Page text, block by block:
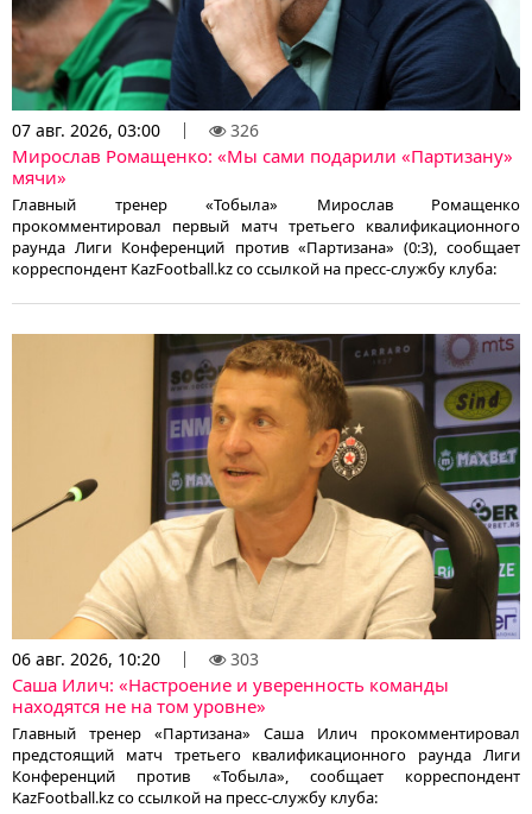
07 авг. 2026, 03:00 326
Мирослав Ромащенко: «Мы сами подарили «Партизану»
мячи»
Главный тренер «Тобыла» Мирослав Ромащенко
прокомментировал первый матч третьего квалификационного
раунда Лиги Конференций против «Партизана» (0:3), сообщает
корреспондент KazFootball.kz со ссылкой на пресс-службу клуба:
06 авг. 2026, 10:20 303
Саша Илич: «Настроение и уверенность команды
находятся не на том уровне»
Главный тренер «Партизана» Саша Илич прокомментировал
предстоящий матч третьего квалификационного раунда Лиги
Конференций против «Тобыла», сообщает корреспондент
KazFootball.kz со ссылкой на пресс-службу клуба: